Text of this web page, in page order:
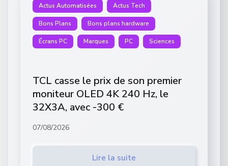
Actus Automatisées Actus Tech
Bons Plans Bons plans hardware
Écrans PC Marques PC Sciences
TCL casse le prix de son premier
moniteur OLED 4K 240 Hz, le
32X3A, avec -300 €
07/08/2026
Lire la suite